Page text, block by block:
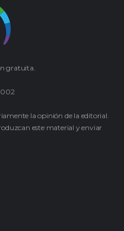
gratuita.
la opinión de la editorial.
este material y enviar